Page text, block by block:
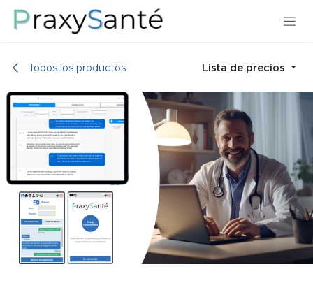
Ir al contenido
Todos los productos Lista de precios